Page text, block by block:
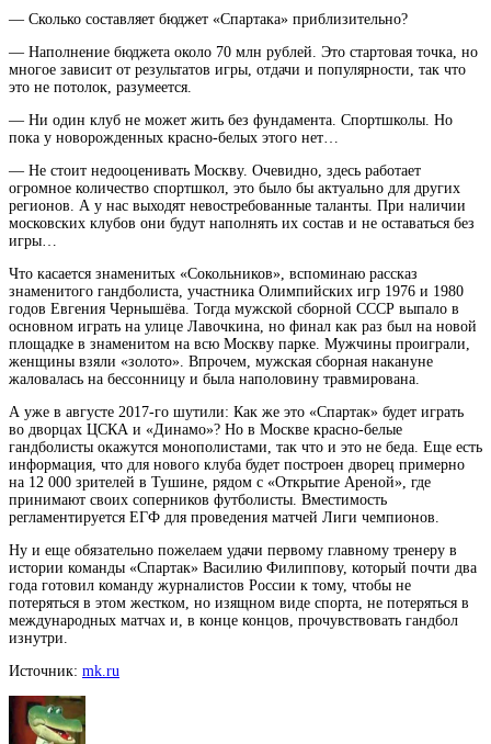
— Сколько составляет бюджет «Спартака» приблизительно?
— Наполнение бюджета около 70 млн рублей. Это стартовая точка, но
многое зависит от результатов игры, отдачи и популярности, так что
это не потолок, разумеется.
— Ни один клуб не может жить без фундамента. Спортшколы. Но
пока у новорожденных красно-белых этого нет…
— Не стоит недооценивать Москву. Очевидно, здесь работает
огромное количество спортшкол, это было бы актуально для других
регионов. А у нас выходят невостребованные таланты. При наличии
московских клубов они будут наполнять их состав и не оставаться без
игры…
Что касается знаменитых «Сокольников», вспоминаю рассказ
знаменитого гандболиста, участника Олимпийских игр 1976 и 1980
годов Евгения Чернышёва. Тогда мужской сборной СССР выпало в
основном играть на улице Лавочкина, но финал как раз был на новой
площадке в знаменитом на всю Москву парке. Мужчины проиграли,
женщины взяли «золото». Впрочем, мужская сборная накануне
жаловалась на бессонницу и была наполовину травмирована.
А уже в августе 2017-го шутили: Как же это «Спартак» будет играть
во дворцах ЦСКА и «Динамо»? Но в Москве красно-белые
гандболисты окажутся монополистами, так что и это не беда. Еще есть
информация, что для нового клуба будет построен дворец примерно
на 12 000 зрителей в Тушине, рядом с «Открытие Ареной», где
принимают своих соперников футболисты. Вместимость
регламентируется ЕГФ для проведения матчей Лиги чемпионов.
Ну и еще обязательно пожелаем удачи первому главному тренеру в
истории команды «Спартак» Василию Филиппову, который почти два
года готовил команду журналистов России к тому, чтобы не
потеряться в этом жестком, но изящном виде спорта, не потеряться в
международных матчах и, в конце концов, прочувствовать гандбол
изнутри.
Источник: mk.ru